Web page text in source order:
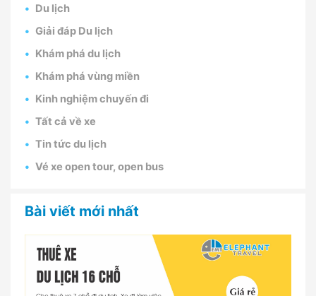
Du lịch
Giải đáp Du lịch
Khám phá du lịch
Khám phá vùng miền
Kinh nghiệm chuyến đi
Tất cả về xe
Tin tức du lịch
Vé xe open tour, open bus
Bài viết mới nhất